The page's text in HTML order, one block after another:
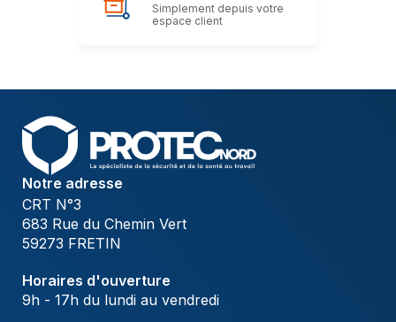
Simplement depuis votre
espace client
Notre adresse
CRT N°3
683 Rue du Chemin Vert
59273 FRETIN
Horaires d'ouverture
9h - 17h du lundi au vendredi